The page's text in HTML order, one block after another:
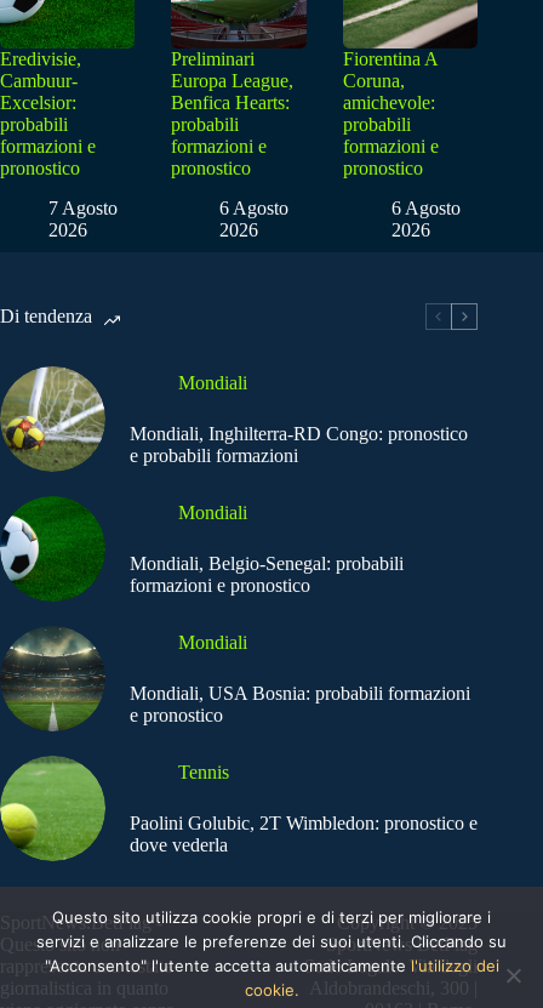
Eredivisie,
Cambuur-
Excelsior:
probabili
formazioni e
pronostico
7 Agosto
2026
Preliminari
Europa League,
Benfica Hearts:
probabili
formazioni e
pronostico
6 Agosto
2026
Fiorentina A
Coruna,
amichevole:
probabili
formazioni e
pronostico
6 Agosto
2026
Di tendenza
Mondiali
Mondiali, Inghilterra-RD Congo: pronostico
e probabili formazioni
Mondiali
Mondiali, Belgio-Senegal: probabili
formazioni e pronostico
Mondiali
Mondiali, USA Bosnia: probabili formazioni
e pronostico
Tennis
Paolini Golubic, 2T Wimbledon: pronostico e
dove vederla
SportNews.BetFlag -
Questo sito non
rappresenta una testata
giornalistica in quanto
Copyright © 2025
SportNews BetFlag
Sede Legale: Via degli
Aldobrandeschi, 300 |
Questo sito utilizza cookie propri e di terzi per migliorare i
servizi e analizzare le preferenze dei suoi utenti. Cliccando su
"Acconsento" l'utente accetta automaticamente l'utilizzo dei
cookie.